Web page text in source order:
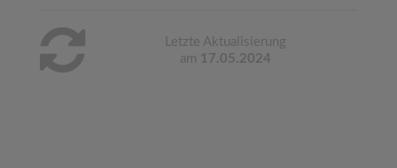
Letzte Aktualisierung
am 17.05.2024